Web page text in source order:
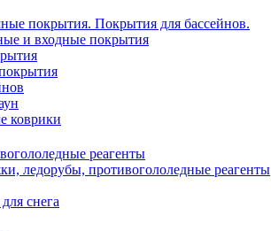
покрытия. Покрытия для бассейнов.
и входные покрытия
коврики
реагенты
ледорубы, противогололедные реагенты
снега